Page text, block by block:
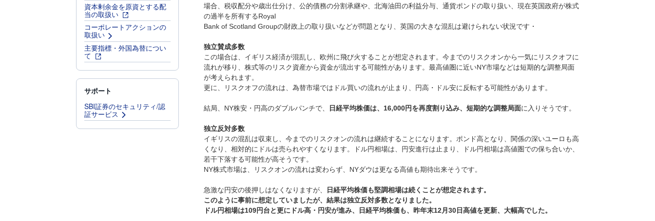
資本剰余金を原資とする配
当の取扱い
コーポレートアクションの
取扱い
主要指標・外国為替につい
て
サポート
SBI証券のセキュリティ/認
証サービス
場合、税収配分や歳出仕分け、公的債務の分割承継や、北海油田の利益分与、通貨ポンドの取り扱い、現在英国政府が株式
の過半を所有するRoyal
Bank of Scotland Groupの財政上の取り扱いなどが問題となり、英国の大きな混乱は避けられない状況です・
独立賛成多数
この場合は、イギリス経済が混乱し、欧州に飛び火することが想定されます。今までのリスクオンから一気にリスクオフに
流れが移り、株式等のリスク資産から資金が流出する可能性があります。最高値圏に近いNY市場などは短期的な調整局面
が考えられます。
更に、リスクオフの流れは、為替市場ではドル買いの流れが止まり、円高・ドル安に反転する可能性があります。
結局、NY株安・円高のダブルパンチで、 日経平均株価は、16,000円を再度割り込み、短期的な調整局面に入りそうです。
独立反対多数
イギリスの混乱は収束し、今までのリスクオンの流れは継続することになります。ポンド高となり、関係の深いユーロも高
くなり、相対的にドルは売られやすくなります。ドル円相場は、円安進行は止まり、ドル円相場は高値圏での保ち合いか、
若干下落する可能性が高そうです。
NY株式市場は、リスクオンの流れは変わらず、NYダウは更なる高値も期待出来そうです。
急激な円安の後押しはなくなりますが、
日経平均株価も堅調相場は続くことが想定されます。
このように事前に想定していましたが、結果は独立反対多数となりました。
ドル円相場は109円台と更にドル高・円安が進み、日経平均株価も、昨年末12月30日高値を更新、大幅高でした。